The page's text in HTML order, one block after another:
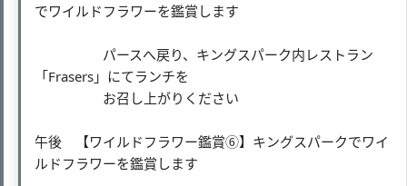
でワイルドフラワーを鑑賞します
パースへ戻り、キングスパーク内レストラン
「Frasers」にてランチを
お召し上がりください
午後 【ワイルドフラワー鑑賞⑥】キングスパークでワイ
ルドフラワーを鑑賞します